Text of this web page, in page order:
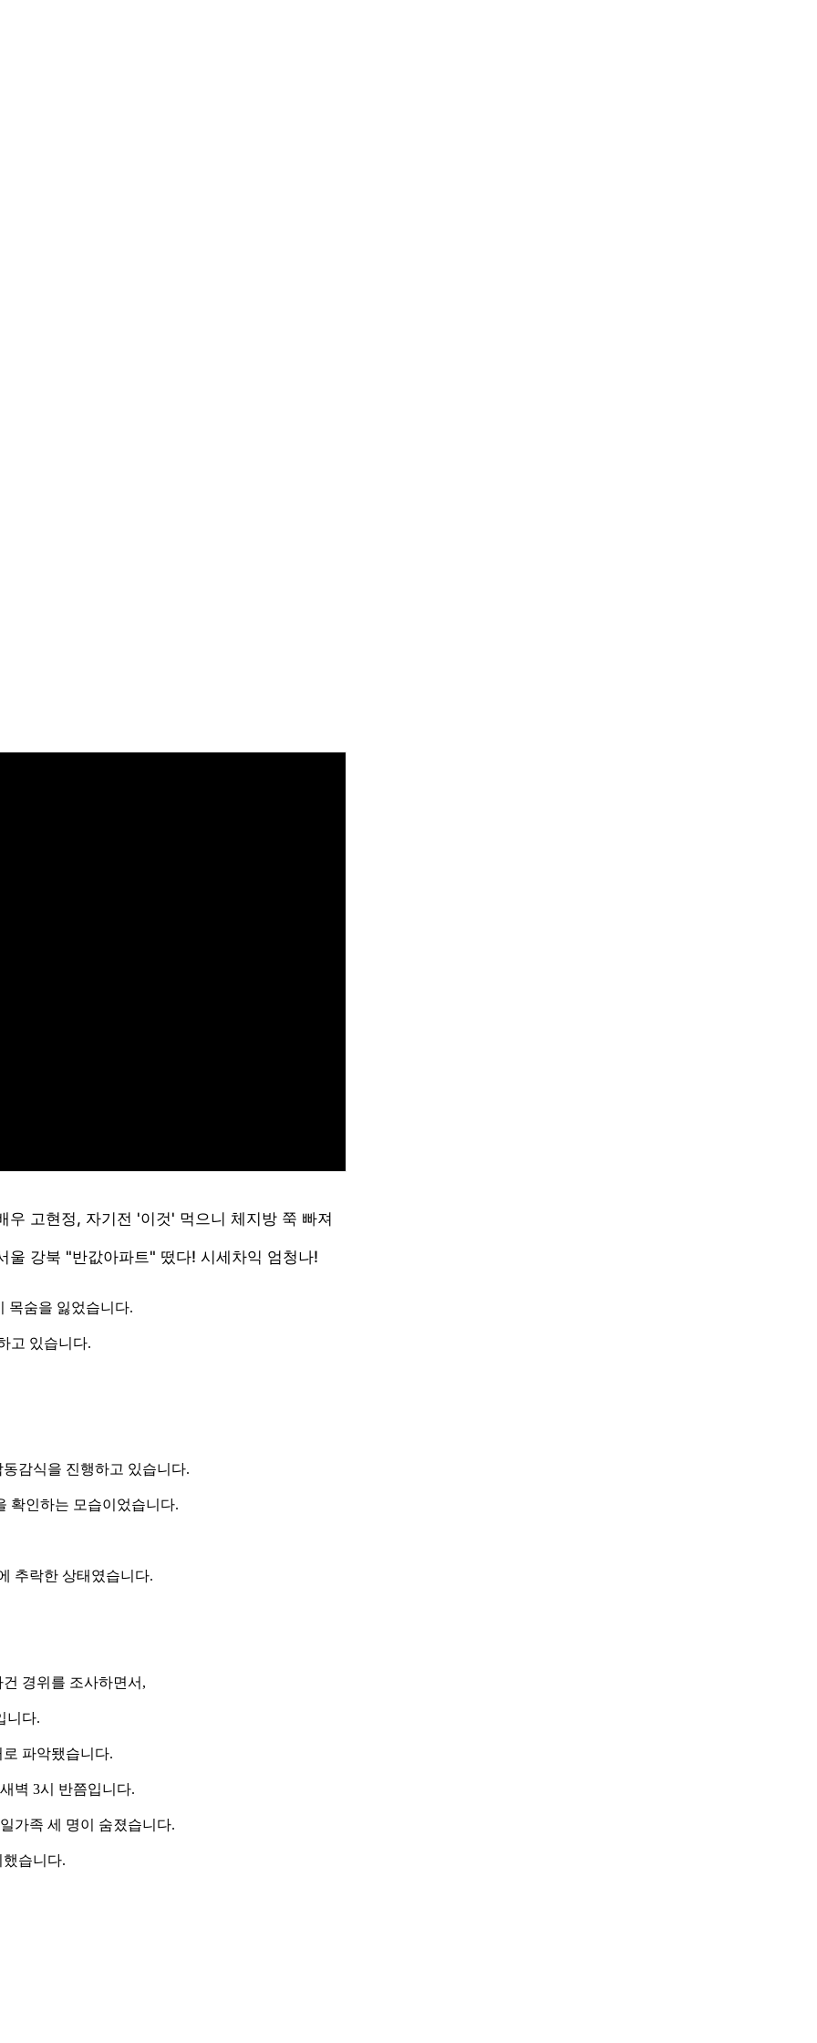
목숨을 잃었습니다.
고 있습니다.
감식을 진행하고 있습니다.
확인하는 모습이었습니다.
추락한 상태였습니다.
경위를 조사하면서,
니다.
파악됐습니다.
벽 3시 반쯤입니다.
가족 세 명이 숨졌습니다.
습니다.